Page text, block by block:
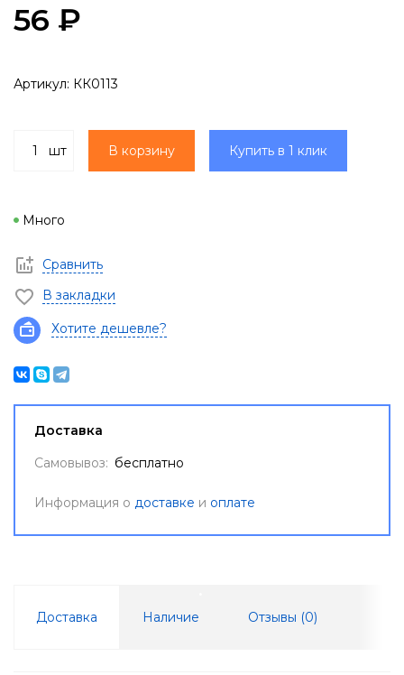
56 ₽
Артикул: КК0113
шт В корзину Купить в 1 клик
Много
Сравнить
В закладки
Хотите дешевле?
Доставка
Самовывоз: бесплатно
Информация о доставке и оплате
Доставка Наличие Отзывы (0)